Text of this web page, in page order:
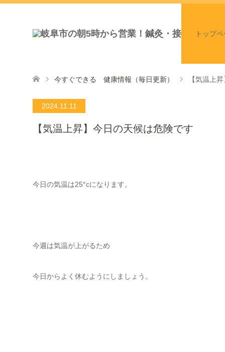
トップ
今すぐできる 健康情報（毎日更新） 【気温上
2024.11.11
【気温上昇】今日の天候は危険です
今日の気温は25°cになります。
今週は気温が上がるため
今日からよく休むようにしましょう。